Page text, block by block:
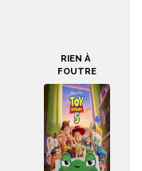
RIEN À
FOUTRE